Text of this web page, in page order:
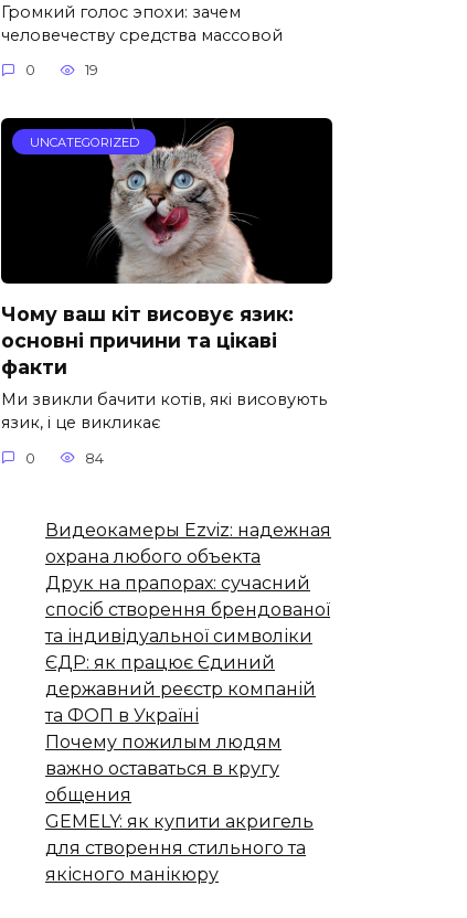
Громкий голос эпохи: зачем
человечеству средства массовой
0 19
UNCATEGORIZED
Чому ваш кіт висовує язик:
основні причини та цікаві
факти
Ми звикли бачити котів, які висовують
язик, і це викликає
0 84
Видеокамеры Ezviz: надежная
охрана любого объекта
Друк на прапорах: сучасний
спосіб створення брендованої
та індивідуальної символіки
ЄДР: як працює Єдиний
державний реєстр компаній
та ФОП в Україні
Почему пожилым людям
важно оставаться в кругу
общения
GEMELY: як купити акригель
для створення стильного та
якісного манікюру